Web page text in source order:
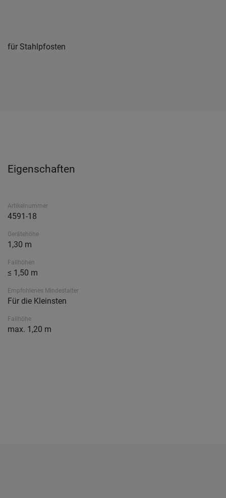
für Stahlpfosten
Eigenschaften
Artikelnummer
4591-18
Gerätehöhe
1,30 m
Fallhöhen
≤ 1,50 m
Empfohlenes Mindestalter
Für die Kleinsten
Fallhöhe
max. 1,20 m